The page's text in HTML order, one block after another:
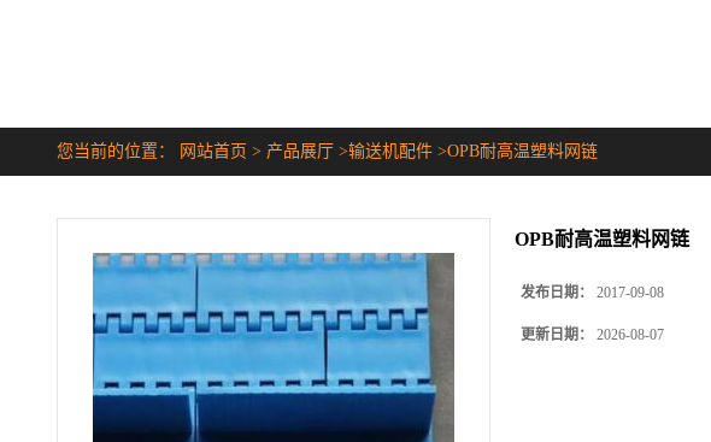
您当前的位置： 网站首页 > 产品展厅 >输送机配件 >OPB耐高温塑料网链
OPB耐高温塑料网链
发布日期： 2017-09-08
更新日期： 2026-08-07